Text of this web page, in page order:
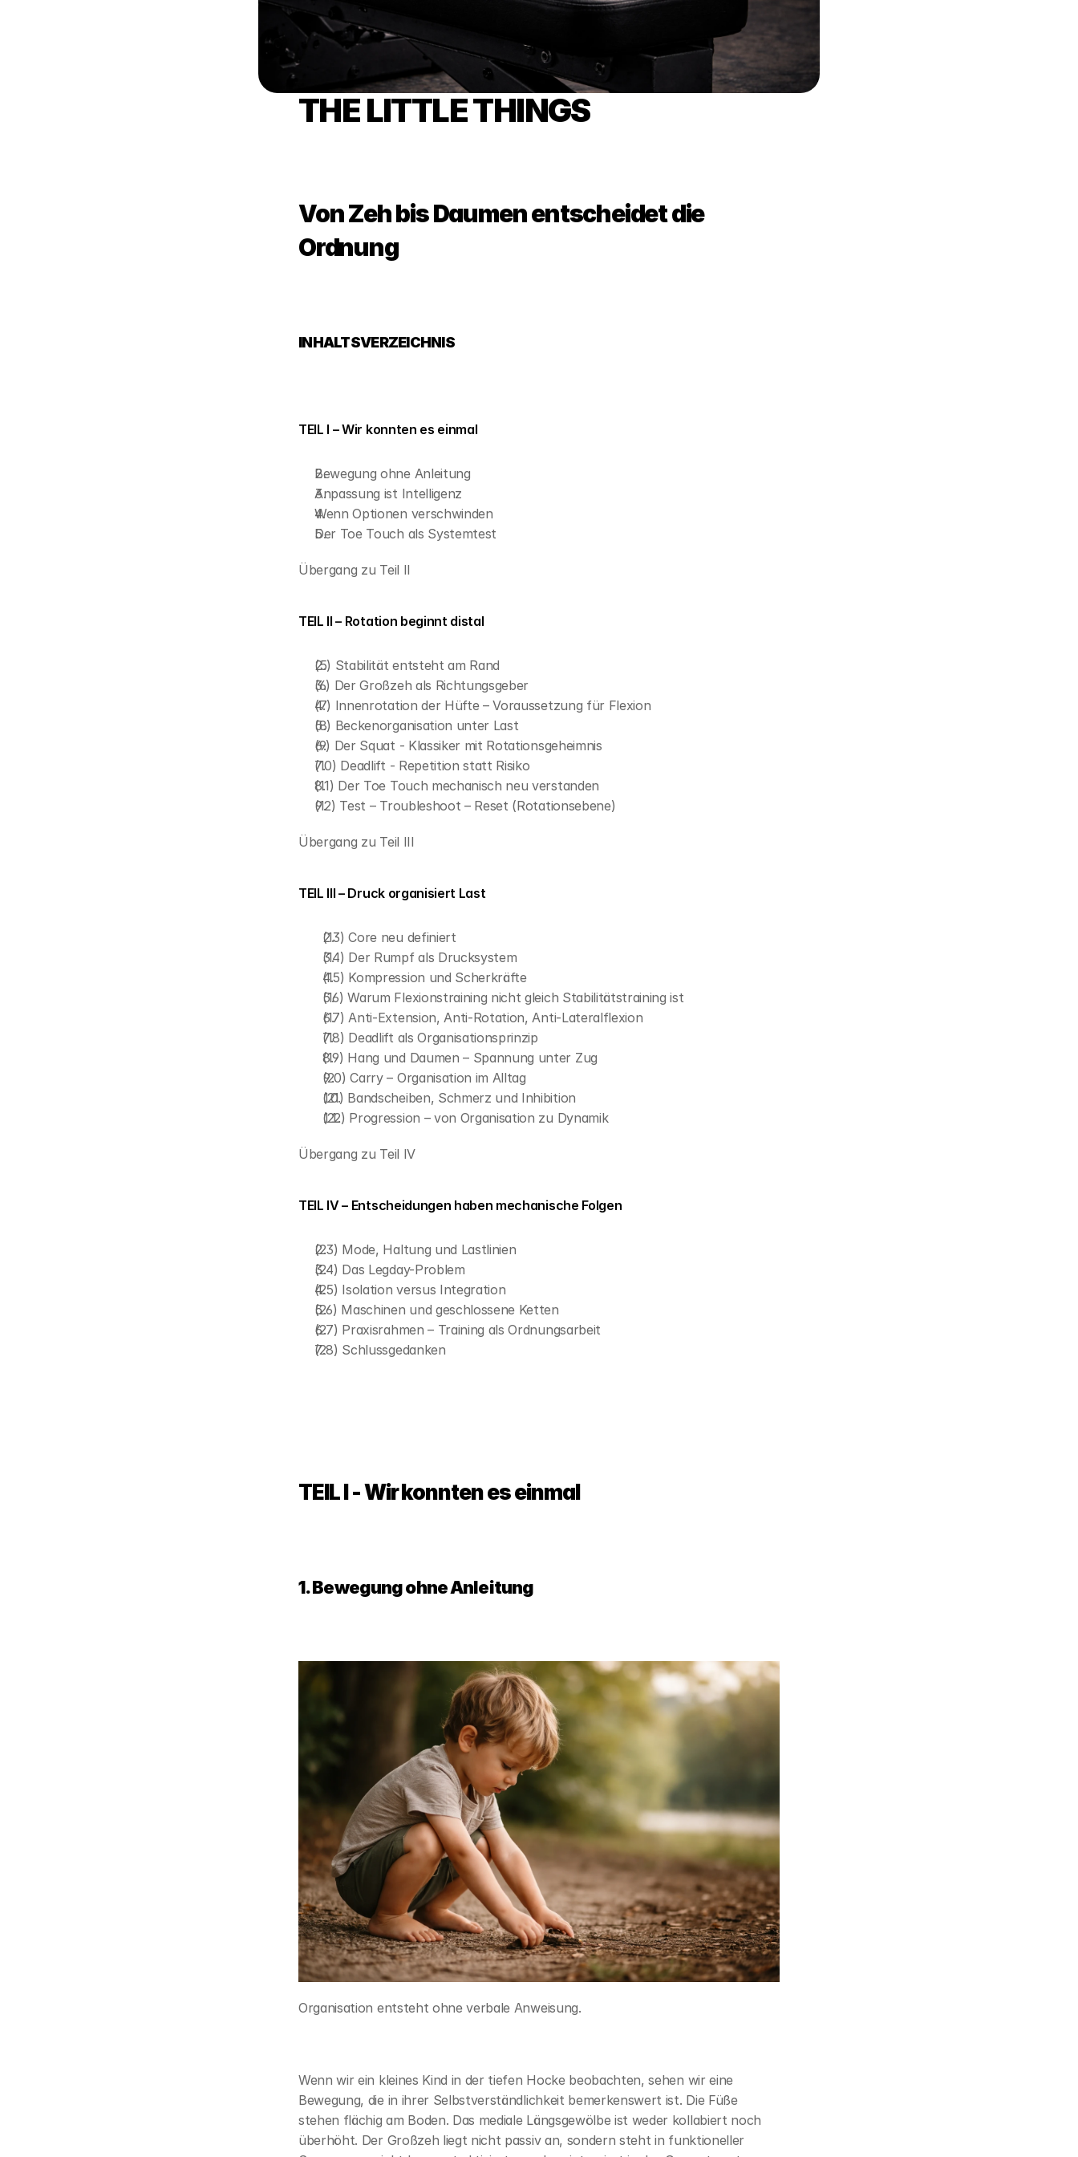
THE LITTLE THINGS
Von Zeh bis Daumen entscheidet die
Ordnung
INHALTSVERZEICHNIS
TEIL I – Wir konnten es einmal
Bewegung ohne Anleitung
Anpassung ist Intelligenz
Wenn Optionen verschwinden
Der Toe Touch als Systemtest
Übergang zu Teil II
TEIL II – Rotation beginnt distal
(5) Stabilität entsteht am Rand
(6) Der Großzeh als Richtungsgeber
(7) Innenrotation der Hüfte – Voraussetzung für Flexion
(8) Beckenorganisation unter Last
(9) Der Squat - Klassiker mit Rotationsgeheimnis
(10) Deadlift - Repetition statt Risiko
(11) Der Toe Touch mechanisch neu verstanden
(12) Test – Troubleshoot – Reset (Rotationsebene)
Übergang zu Teil III
TEIL III – Druck organisiert Last
(13) Core neu definiert
(14) Der Rumpf als Drucksystem
(15) Kompression und Scherkräfte
(16) Warum Flexionstraining nicht gleich Stabilitätstraining ist
(17) Anti-Extension, Anti-Rotation, Anti-Lateralflexion
(18) Deadlift als Organisationsprinzip
(19) Hang und Daumen – Spannung unter Zug
(20) Carry – Organisation im Alltag
(21) Bandscheiben, Schmerz und Inhibition
(22) Progression – von Organisation zu Dynamik
Übergang zu Teil IV
TEIL IV – Entscheidungen haben mechanische Folgen
(23) Mode, Haltung und Lastlinien
(24) Das Legday-Problem
(25) Isolation versus Integration
(26) Maschinen und geschlossene Ketten
(27) Praxisrahmen – Training als Ordnungsarbeit
(28) Schlussgedanken
TEIL I - Wir konnten es einmal
1. Bewegung ohne Anleitung
Organisation entsteht ohne verbale Anweisung.
Wenn wir ein kleines Kind in der tiefen Hocke beobachten, sehen wir eine
Bewegung, die in ihrer Selbstverständlichkeit bemerkenswert ist. Die Füße
stehen flächig am Boden. Das mediale Längsgewölbe ist weder kollabiert noch
überhöht. Der Großzeh liegt nicht passiv an, sondern steht in funktioneller